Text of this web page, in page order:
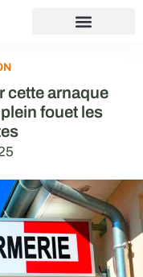
cette arnaque
fouet les